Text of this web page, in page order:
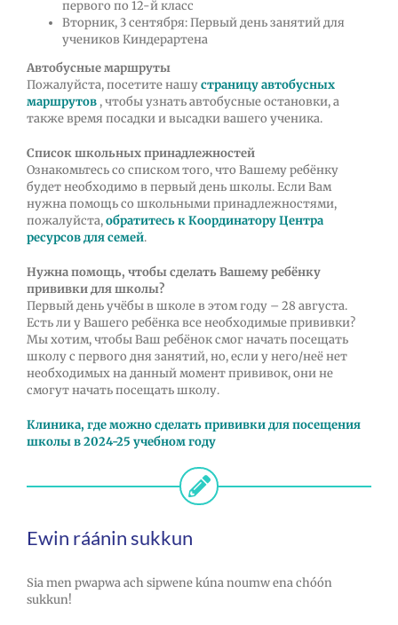
первого по 12-й класс
Вторник, 3 сентября: Первый день занятий для
учеников Киндерартена
Автобусные маршруты
Пожалуйста, посетите нашустраницу автобусных
маршрутов, чтобы узнать автобусные остановки, а
также время посадки и высадки вашего ученика.
Список школьных принадлежностей
Ознакомьтесь со списком того, что Вашему ребёнку
будет необходимо в первый день школы. Если Вам
нужна помощь со школьными принадлежностями,
пожалуйста,обратитесь к Координатору Центра
ресурсов для семей.
Нужна помощь, чтобы сделать Вашему ребёнку
прививки для школы?
Первый день учёбы в школе в этом году – 28 августа.
Есть ли у Вашего ребёнка все необходимые прививки?
Мы хотим, чтобы Ваш ребёнок смог начать посещать
школу с первого дня занятий, но, если у него/неё нет
необходимых на данный момент прививок, они не
смогут начать посещать школу.
Клиника, где можно сделать прививки для посещения
школы в 2024-25 учебном году
Ewin ráánin sukkun
Sia men pwapwa ach sipwene kúna noumw ena chóón
sukkun!